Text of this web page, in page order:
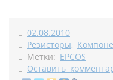
02.08.2010
Резисторы,
Метки: EPCOS
Оставить